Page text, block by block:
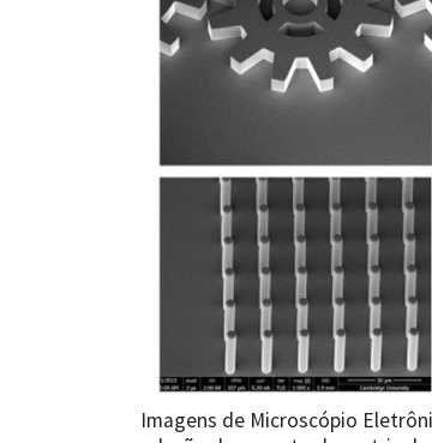
Imagens de Microscópio